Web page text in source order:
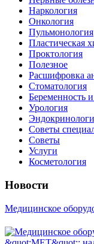
Наркология
Онкология
Пульмонология
Пластическая
Проктология
Полезное
Расшифровка
Стоматология
Беременность
Урология
Советы
Советы
Услуги
Косметология
Новости
Медицинское